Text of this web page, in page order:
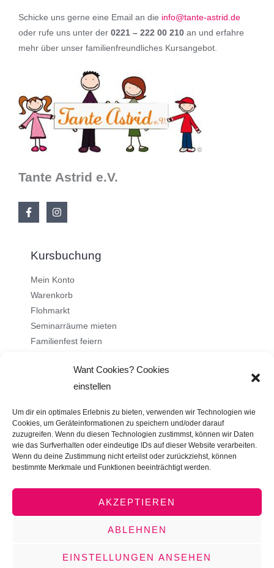
Want Cookies? Cookies
einstellen
Um dir ein optimales Erlebnis zu bieten, verwenden wir Technologien wie
Cookies, um Geräteinformationen zu speichern und/oder darauf
zuzugreifen. Wenn du diesen Technologien zustimmst, können wir Daten
wie das Surfverhalten oder eindeutige IDs auf dieser Website verarbeiten.
Wenn du deine Zustimmung nicht erteilst oder zurückziehst, können
bestimmte Merkmale und Funktionen beeinträchtigt werden.
AKZEPTIEREN
ABLEHNEN
EINSTELLUNGEN ANSEHEN
Schicke uns gerne eine Email an die info@tante-astrid.de
oder rufe uns unter der 0221 – 222 00 210 an und erfahre
mehr über unser familienfreundliches Kursangebot.
Tante Astrid e.V.
Kursbuchung
Mein Konto
Warenkorb
Flohmarkt
Seminarräume mieten
Familienfest feiern
Stellenangebote
Kontakt
Impressum
Datenschutz
Seminarhaus in Köln